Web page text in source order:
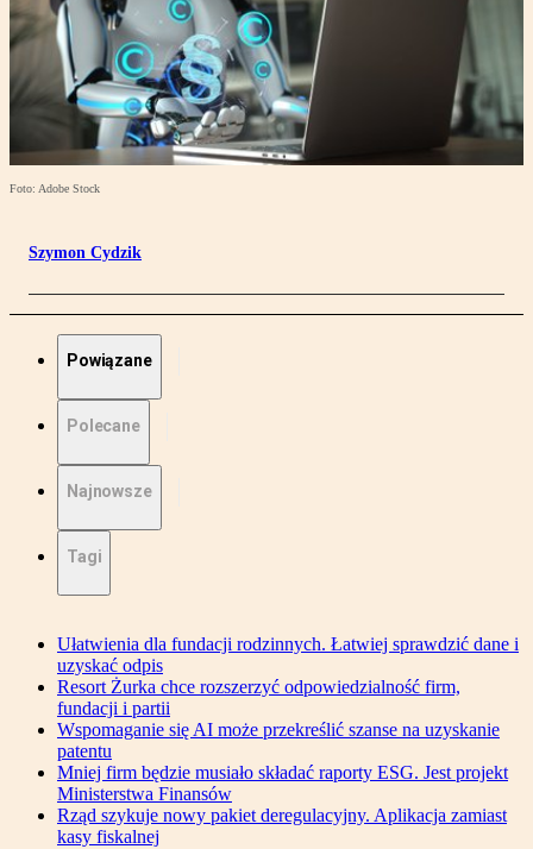
Foto: Adobe Stock
Szymon Cydzik
Powiązane
Polecane
Najnowsze
Tagi
Ułatwienia dla fundacji rodzinnych. Łatwiej sprawdzić dane i
uzyskać odpis
Resort Żurka chce rozszerzyć odpowiedzialność firm,
fundacji i partii
Wspomaganie się AI może przekreślić szanse na uzyskanie
patentu
Mniej firm będzie musiało składać raporty ESG. Jest projekt
Ministerstwa Finansów
Rząd szykuje nowy pakiet deregulacyjny. Aplikacja zamiast
kasy fiskalnej